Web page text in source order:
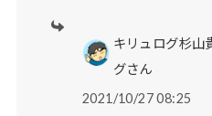
キリュログ杉山
グさん
2021/10/27 08:25